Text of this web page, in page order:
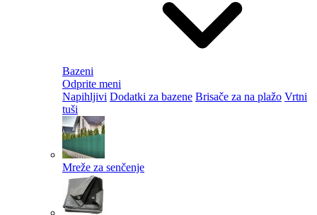
Bazeni
Odprite meni
Napihljivi Dodatki za bazene Brisače za na plažo Vrtni
tuši
Mreže za senčenje